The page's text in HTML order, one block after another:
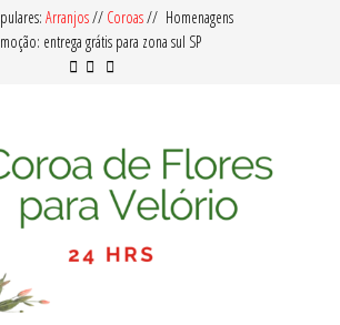
Arranjos// Coroas// Homenagens
entrega grátis para zona sul SP